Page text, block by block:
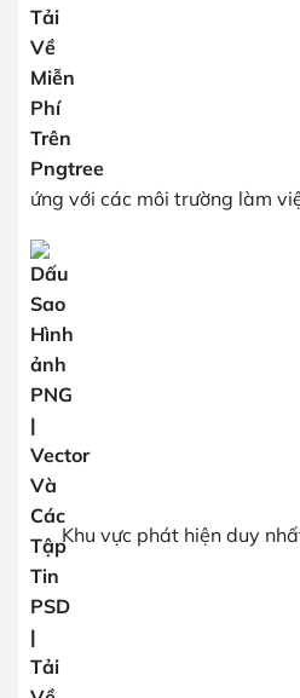
ứng với các môi trường làm
Khu vực phát hiện duy